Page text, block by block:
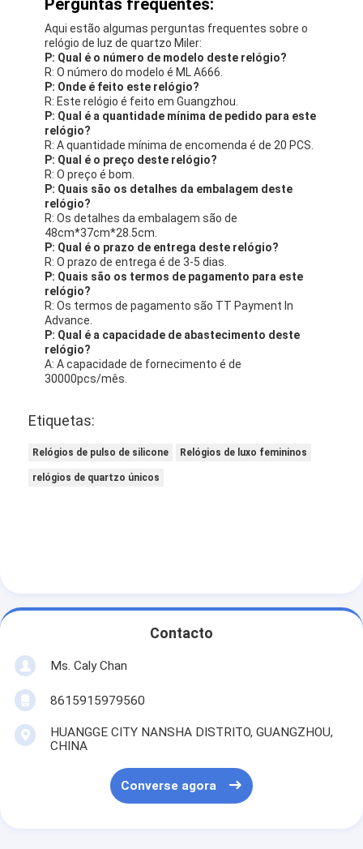
máximo proveito do seu relógio de quartzo.Estes
serviços incluem a gravação personalizada,
pulseiras personalizadas e acessórios para
melhorar a funcionalidade e o estilo do seu relógio.
Embalagem e transporte:
Embalagem do produto:
Um relógio de quartzo
Manual de instruções
Cartão de garantia
Caixa de relógio
Detalhes do transporte:
Método de transporte: transporte padrão
Tempo de expedição: 3-7 dias úteis
Custos de Envio: Gratuito
Perguntas frequentes:
Aqui estão algumas perguntas frequentes sobre o
relógio de luz de quartzo Miler:
P: Qual é o número de modelo deste relógio?
R: Este relógio é feito em Guangzhou.
relógio?
P: Qual é o preço deste relógio?
relógio?
R: Os termos de pagamento são TT Payment In
relógio?
30000pcs/mês.
Etiquetas:
Relógios de pulso de silicone Relógios de luxo femininos
relógios de quartzo únicos